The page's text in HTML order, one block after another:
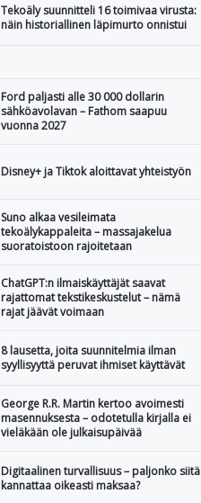
Tekoäly suunnitteli 16 toimivaa virusta:
näin historiallinen läpimurto onnistui
Ford paljasti alle 30 000 dollarin
sähköavolavan – Fathom saapuu
vuonna 2027
Disney+ ja Tiktok aloittavat yhteistyön
Suno alkaa vesileimata
tekoälykappaleita – massajakelua
suoratoistoon rajoitetaan
ChatGPT:n ilmaiskäyttäjät saavat
rajattomat tekstikeskustelut – nämä
rajat jäävät voimaan
8 lausetta, joita suunnitelmia ilman
syyllisyyttä peruvat ihmiset käyttävät
George R.R. Martin kertoo avoimesti
masennuksesta – odotetulla kirjalla ei
vieläkään ole julkaisupäivää
Digitaalinen turvallisuus – paljonko siitä
kannattaa oikeasti maksaa?